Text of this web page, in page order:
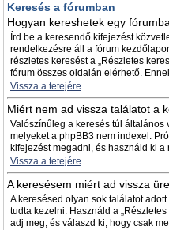
Keresés a fórumban
Hogyan kereshetek egy
Írd be a keresendő kifejezést
rendelkezésre áll a fórum
részletes keresést a „Részletes
fórum összes oldalán elérhető.
Vissza a tetejére
Miért nem ad vissza találatot a
Valószínűleg a keresés túl általános
melyeket a phpBB3 nem indexel.
kifejezést megadni, és használd ki
Vissza a tetejére
A keresésem miért ad vissza
A keresésed olyan sok találatot
tudta kezelni. Használd a
adj meg, és válaszd ki, hogy csak